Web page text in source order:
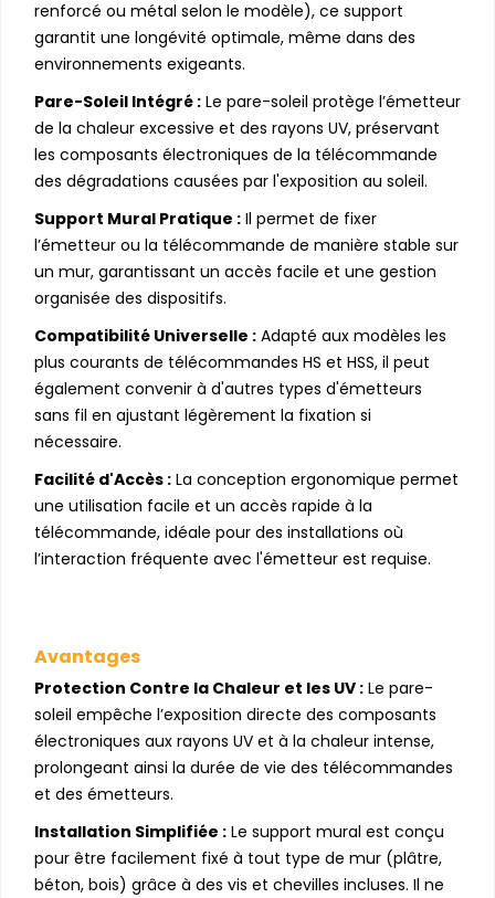
renforcé ou métal selon le modèle), ce support
garantit une longévité optimale, même dans des
environnements exigeants.
Pare-Soleil Intégré : Le pare-soleil protège l’émetteur
de la chaleur excessive et des rayons UV, préservant
les composants électroniques de la télécommande
des dégradations causées par l'exposition au soleil.
Support Mural Pratique : Il permet de fixer
l’émetteur ou la télécommande de manière stable sur
un mur, garantissant un accès facile et une gestion
organisée des dispositifs.
Compatibilité Universelle : Adapté aux modèles les
plus courants de télécommandes HS et HSS, il peut
également convenir à d'autres types d'émetteurs
sans fil en ajustant légèrement la fixation si
nécessaire.
Facilité d'Accès : La conception ergonomique permet
une utilisation facile et un accès rapide à la
télécommande, idéale pour des installations où
l’interaction fréquente avec l'émetteur est requise.
Avantages
Protection Contre la Chaleur et les UV : Le pare-
soleil empêche l’exposition directe des composants
électroniques aux rayons UV et à la chaleur intense,
prolongeant ainsi la durée de vie des télécommandes
et des émetteurs.
Installation Simplifiée : Le support mural est conçu
pour être facilement fixé à tout type de mur (plâtre,
béton, bois) grâce à des vis et chevilles incluses. Il ne